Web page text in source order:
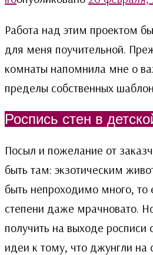
Работа над этим проектом
для меня поучительной.
комнаты напомнила мне о
пределы собственных
Роспись стен в
Посыл и пожелание от
быть там: экзотическим
быть непроходимо много, то
степени даже мрачновато.
получить на выходе росписи
идеи к тому, что джунгли на